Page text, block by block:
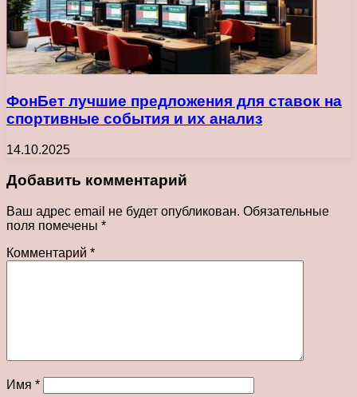
ФонБет лучшие предложения для ставок на
спортивные события и их анализ
14.10.2025
Добавить комментарий
Ваш адрес email не будет опубликован. Обязательные
поля помечены *
Комментарий *
Имя *